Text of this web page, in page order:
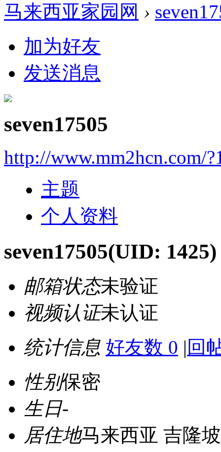
马来西亚家园网 ›
加为好友
发送消息
seven17505
http://www.mm2hcn.com/
主题
个人资料
seven17505(UID: 1425)
邮箱状态未验证
视频认证未认证
统计信息 好友数 0 | 回
性别保密
生日-
居住地马来西亚 吉隆坡